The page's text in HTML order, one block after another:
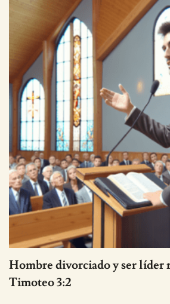
Hombre divorciado y ser líder
Timoteo 3:2